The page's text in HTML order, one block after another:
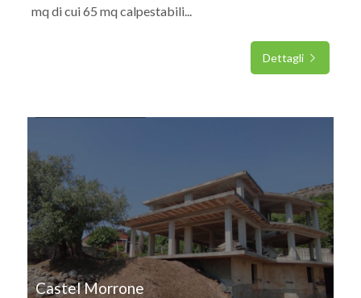
mq di cui 65 mq calpestabili...
Dettagli
Castel Morrone